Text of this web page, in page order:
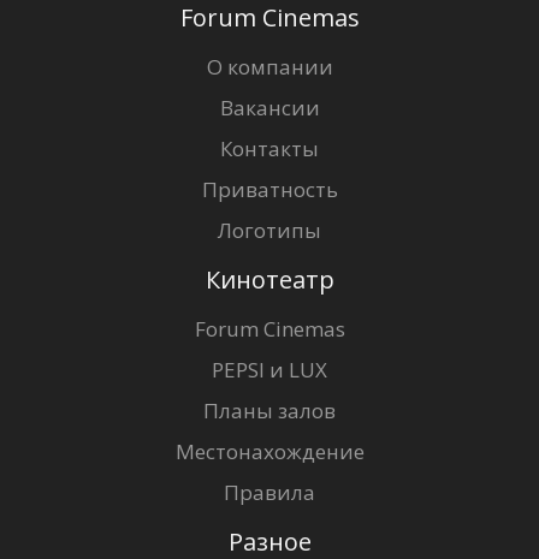
Forum Cinemas
О компании
Вакансии
Контакты
Приватность
Логотипы
Кинотеатр
Forum Cinemas
PEPSI и LUX
Планы залов
Местонахождение
Правила
Разное